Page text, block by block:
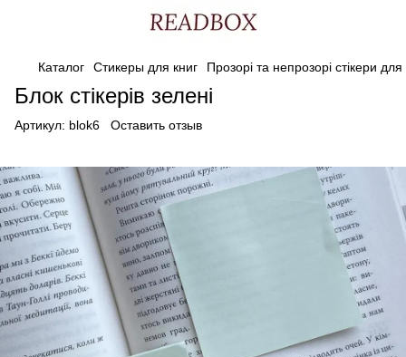
Каталог Стикеры для книг Прозорі та непрозорі стікери для
Блок стікерів зелені
Артикул: blok6 Оставить отзыв